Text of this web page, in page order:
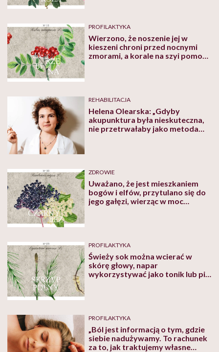
PROFILAKTYKA
Wierzono, że noszenie jej w
kieszeni chroni przed nocnymi
zmorami, a korale na szyi pomogą
REHABILITACJA
Helena Olearska: „Gdyby
akupunktura była nieskuteczna,
nie przetrwałaby jako metoda
ZDROWIE
Uważano, że jest mieszkaniem
bogów i elfów, przytulano się do
jego gałęzi, wierząc w moc
PROFILAKTYKA
Świeży sok można wcierać w
skórę głowy, napar
wykorzystywać jako tonik lub pić
PROFILAKTYKA
„Ból jest informacją o tym, gdzie
siebie nadużywamy. To rachunek
za to, jak traktujemy własne